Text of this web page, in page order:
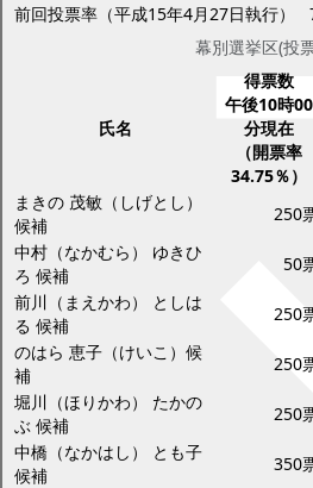
前回投票率（平成15年4月27日執行）
幕別選挙区(投
氏名
得票数
午後10時00
分現在
（開票率
34.75％）
まきの 茂敏（しげとし）
候補
250
中村（なかむら） ゆきひ
ろ 候補
50
前川（まえかわ） としは
る 候補
250
のはら 恵子（けいこ）候
補
250
堀川（ほりかわ） たかの
ぶ 候補
250
中橋（なかはし） とも子
候補
350